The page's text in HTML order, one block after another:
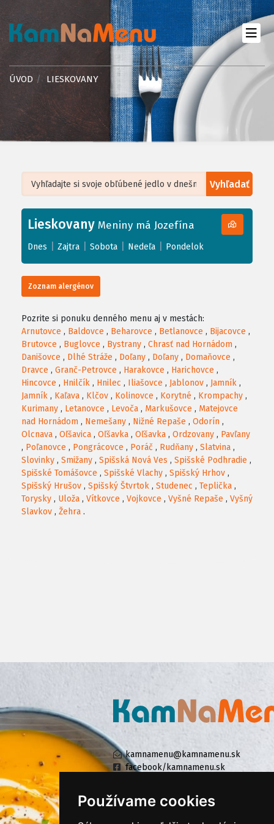
Používame cookies
ÚVOD LIESKOVANY
Vyhľadať
+
−
Leaflet| ©OpenStreetMap, Tiles courtesy ofHumanitarian OpenStreetMap
Lieskovany Meniny má Jozefína
Dnes Zajtra Sobota Nedeľa Pondelok
Zoznam alergénov
Pozrite si ponuku denného menu aj v mestách:
Arnutovce , Baldovce , Beharovce , Betlanovce , Bijacovce ,
Brutovce , Buglovce , Bystrany , Chrasť nad Hornádom ,
Danišovce , Dlhé Stráže , Doľany , Doľany , Domaňovce ,
Dravce , Granč-Petrovce , Harakovce , Harichovce ,
Hincovce , Hnilčík , Hnilec , Iliašovce , Jablonov , Jamník ,
Jamník , Kaľava , Klčov , Kolinovce , Korytné , Krompachy ,
Kurimany , Letanovce , Levoča , Markušovce , Matejovce
nad Hornádom , Nemešany , Nižné Repaše , Odorín ,
Olcnava , Oľšavica , Oľšavka , Oľšavka , Ordzovany , Pavľany
, Poľanovce , Pongrácovce , Poráč , Rudňany , Slatvina ,
Slovinky , Smižany , Spišská Nová Ves , Spišské Podhradie ,
Spišské Tomášovce , Spišské Vlachy , Spišský Hrhov ,
Spišský Hrušov , Spišský Štvrtok , Studenec , Teplička ,
Torysky , Uloža , Vítkovce , Vojkovce , Vyšné Repaše , Vyšný
Slavkov , Žehra .
kamnamenu@kamnamenu.sk
facebook/kamnamenu.sk